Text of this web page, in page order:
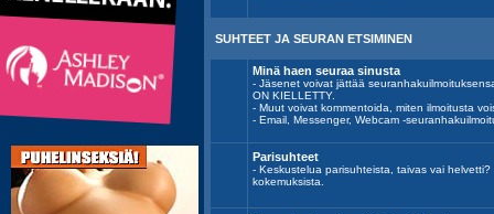
SUHTEET JA SEURAN ETSIMINEN
Minä haen seuraa sinusta
- Jäsenet voivat jättää
ON KIELLETTY.
- Muut voivat kommentoida, miten ilmoitusta
- Email, Messenger, Webcam -
Parisuhteet
- Keskustelua parisuhteista, taivas vai
kokemuksista.